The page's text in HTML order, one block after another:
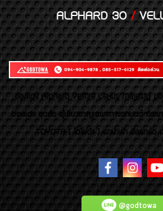
ALPHARD 30/
ของเเต่ง Alphard Vellfire Lexus Majesty ขอ
ของแต่ง ชุดล้อ ผู้เชี่ยวชาญเฉพาะทางรถยนต์ อัลพ
TOYOTA ( โตโยต้า ) รถนำเข้า อัลพาร์ด
@godtowa